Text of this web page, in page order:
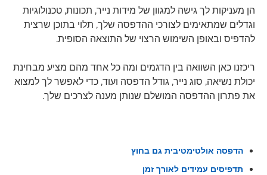
הן מעניקות לך גישה למגוון של מידות נייר, תכונות, טכנולוגיות
וגדלים שמתאימים לצורכי ההדפסה שלך, תלוי בתוכן שרצית
להדפיס ובאופן השימוש הרצוי של התוצאה הסופית.
ריכזנו כאן השוואה בין הדגמים ומה כל אחד מהם מציע מבחינת
יכולת נשיאה, סוג נייר, גודל הדפסה ועוד, כדי לאפשר לך למצוא
את פתרון ההדפסה המושלם שנותן מענה לצרכים שלך.
הדפסה אולטימטיבית גם בחוץ
תדפיסים עמידים לאורך זמן